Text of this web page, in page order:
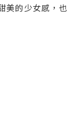
美的少女感，也